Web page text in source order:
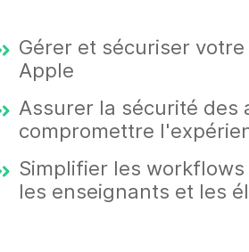
Gérer et sécuriser
Apple
Assurer la sécurité des
compromettre
Simplifier les
les enseignants et les